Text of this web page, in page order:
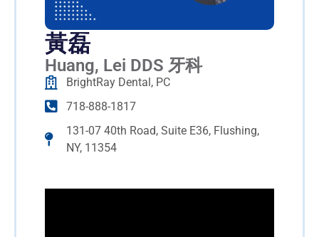
黃磊
Huang, Lei DDS 牙科
BrightRay Dental, PC
718-888-1817
131-07 40th Road, Suite E36, Flushing,
NY, 11354